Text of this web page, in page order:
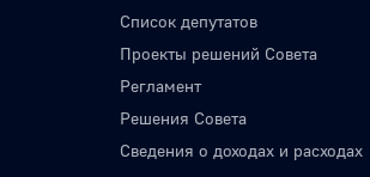
Список депутатов
Проекты решений Совета
Регламент
Решения Совета
Сведения о доходах и расходах